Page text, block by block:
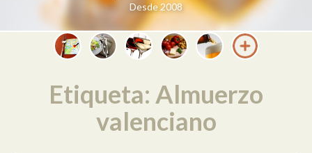
Desde 2008
Etiqueta: Almuerzo
valenciano